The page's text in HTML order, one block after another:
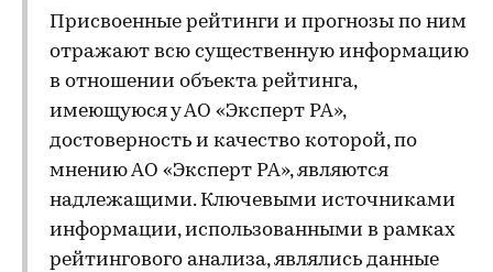
Присвоенные рейтинги и прогнозы по ним
отражают всю существенную информацию
в отношении объекта рейтинга,
имеющуюся у АО «Эксперт РА»,
достоверность и качество которой, по
мнению АО «Эксперт РА», являются
надлежащими. Ключевыми источниками
информации, использованными в рамках
рейтингового анализа, являлись данные